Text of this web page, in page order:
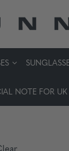
NOTE FOR UK